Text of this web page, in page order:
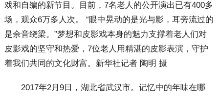
戏和自编的新节目。目前，7名老人的公开演出已有400多
场，观众6万多人次。 “眼中晃动的是光与影，耳旁流过的
是余音绕梁。”梦想和皮影戏本身的魅力支撑着老人们对
皮影戏的坚守和热爱，7位老人用精湛的皮影表演，守护
着我们共同的文化财富。新华社记者 陶明 摄
2017年2月9日，湖北省武汉市。记忆中的年味在哪